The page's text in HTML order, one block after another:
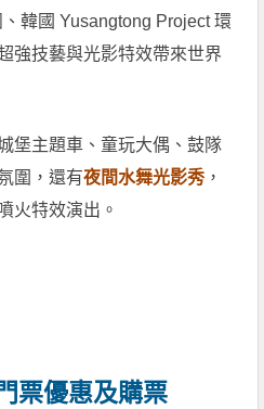
韓國 Yusangtong Project 環
強技藝與光影特效帶來世界
堡主題車、童玩大偶、鼓隊
圍，還有夜間水舞光影秀 ，
火特效演出。
票優惠及購票